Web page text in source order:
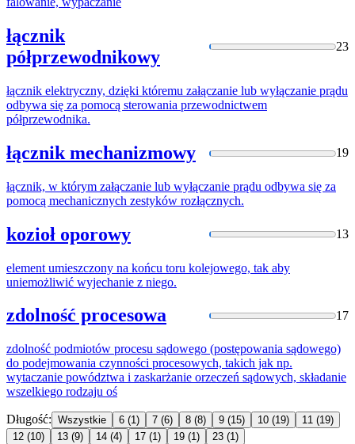
łącznik
półprzewodnikowy
23
łącznik elektryczny, dzięki któremu załączanie lub wyłączanie prądu
odbywa się za pomocą sterowania przewodnictwem
półprzewodnika.
łącznik mechanizmowy 19
łącznik, w którym załączanie lub wyłączanie prądu odbywa się za
pomocą mechanicznych zestyków rozłącznych.
kozioł oporowy 13
element umieszczony na końcu toru kolejowego, tak aby
uniemożliwić wyjechanie z niego.
zdolność procesowa 17
zdolność podmiotów procesu sądowego (postępowania sądowego)
do podejmowania czynności procesowych, takich jak np.
wytaczanie powództwa i zaskarżanie orzeczeń sądowych, składanie
wszelkiego rodzaju oś
Długość: Wszystkie 6 (1) 7 (6) 8 (8) 9 (15) 10 (19) 11 (19)
12 (10) 13 (9) 14 (4) 17 (1) 19 (1) 23 (1)